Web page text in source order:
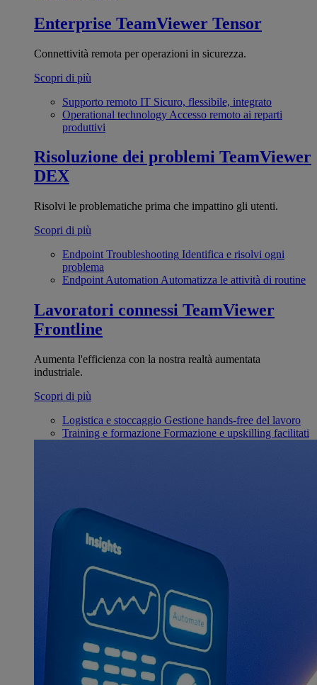
Enterprise TeamViewer Tensor
Connettività remota per operazioni in sicurezza.
Scopri di più
Supporto remoto IT Sicuro, flessibile, integrato
Operational technology Accesso remoto ai reparti
produttivi
Risoluzione dei problemi TeamViewer
DEX
Risolvi le problematiche prima che impattino gli utenti.
Scopri di più
Endpoint Troubleshooting Identifica e risolvi ogni
problema
Endpoint Automation Automatizza le attività di routine
Lavoratori connessi TeamViewer
Frontline
Aumenta l'efficienza con la nostra realtà aumentata
industriale.
Scopri di più
Logistica e stoccaggio Gestione hands-free del lavoro
Training e formazione Formazione e upskilling facilitati